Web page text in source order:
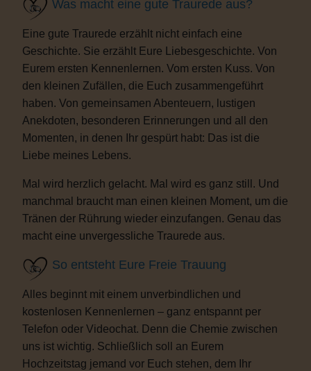
Was macht eine gute Traurede aus?
Eine gute Traurede erzählt nicht einfach eine
Geschichte. Sie erzählt Eure Liebesgeschichte. Von
Eurem ersten Kennenlernen. Vom ersten Kuss. Von
den kleinen Zufällen, die Euch zusammengeführt
haben. Von gemeinsamen Abenteuern, lustigen
Anekdoten, besonderen Erinnerungen und all den
Momenten, in denen Ihr gespürt habt: Das ist die
Liebe meines Lebens.
Mal wird herzlich gelacht. Mal wird es ganz still. Und
manchmal braucht man einen kleinen Moment, um die
Tränen der Rührung wieder einzufangen. Genau das
macht eine unvergessliche Traurede aus.
So entsteht Eure Freie Trauung
Alles beginnt mit einem unverbindlichen und
kostenlosen Kennenlernen – ganz entspannt per
Telefon oder Videochat. Denn die Chemie zwischen
uns ist wichtig. Schließlich soll an Eurem
Hochzeitstag jemand vor Euch stehen, dem Ihr